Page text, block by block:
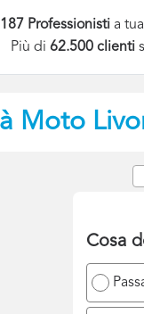
Professionisti a
Più di62.500 clienti
Moto
Cosa